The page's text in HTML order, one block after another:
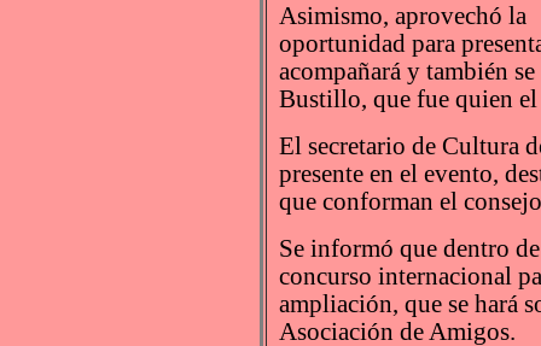
Asimismo, aprovechó la
oportunidad para
acompañará y también
Bustillo, que fue quien
El secretario de Cultura
presente en el evento,
que conforman el
Se informó que dentro
concurso internacional
ampliación, que se hará
Asociación de Amigos.